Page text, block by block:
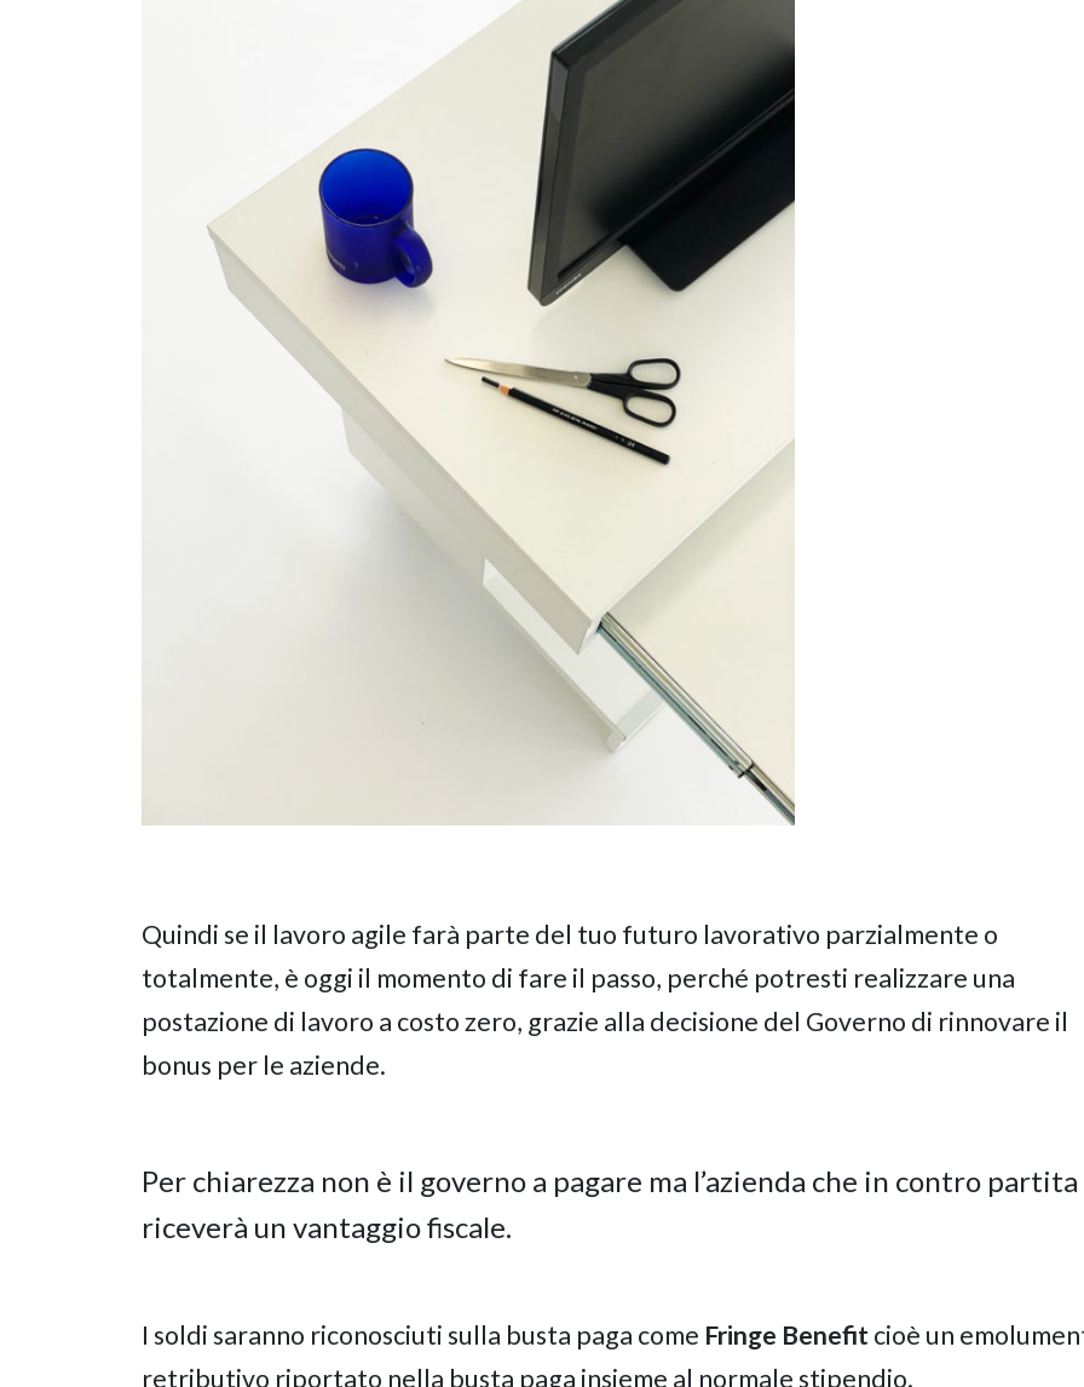
Quindi se il lavoro agile farà parte del tuo futuro lavorativo parzialmente o
totalmente, è oggi il momento di fare il passo, perché potresti realizzare una
postazione di lavoro a costo zero, grazie alla decisione del Governo di rinnovare il
bonus per le aziende.
Per chiarezza non è il governo a pagare ma l’azienda che in contro partita
riceverà un vantaggio fiscale.
I soldi saranno riconosciuti sulla busta paga come Fringe Benefit cioè un
retributivo riportato nella busta paga insieme al normale stipendio.